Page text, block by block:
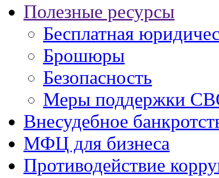
Полезные ресурсы
Бесплатная
Брошюры
Безопасность
Меры поддержки
Внесудебное
МФЦ для бизнеса
Противодействие